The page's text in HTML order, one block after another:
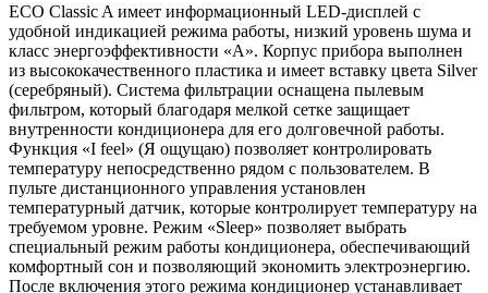
ECO Classic A имеет информационный LED-дисплей с
удобной индикацией режима работы, низкий уровень шума и
класс энергоэффективности «А». Корпус прибора выполнен
из высококачественного пластика и имеет вставку цвета Silver
(серебряный). Система фильтрации оснащена пылевым
фильтром, который благодаря мелкой сетке защищает
внутренности кондиционера для его долговечной работы.
Функция «I feel» (Я ощущаю) позволяет контролировать
температуру непосредственно рядом с пользователем. В
пульте дистанционного управления установлен
температурный датчик, которые контролирует температуру на
требуемом уровне. Режим «Sleep» позволяет выбрать
специальный режим работы кондиционера, обеспечивающий
комфортный сон и позволяющий экономить электроэнергию.
После включения этого режима кондиционер устанавливает